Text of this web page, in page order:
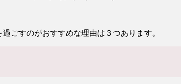
ごすのがおすすめな理由は３つあります。